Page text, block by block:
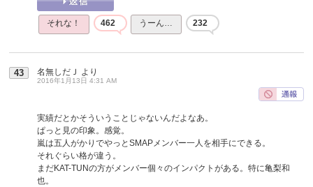
それな！ 462 うーん… 232
43 名無しだＪ より
2016年1月13日 4:31 AM
実績だとかそういうことじゃないんだよなあ。
ぱっと見の印象。感覚。
嵐は五人がかりでやっとSMAPメンバー一人を相手にできる。
それぐらい格が違う。
まだKAT-TUNの方がメンバー個々のインパクトがある。特に亀梨和
也。